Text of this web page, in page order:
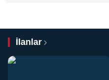
İlanlar